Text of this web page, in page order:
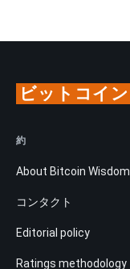
ビットコイン
約
About Bitcoin Wisdom
コンタクト
Editorial policy
Ratings methodology